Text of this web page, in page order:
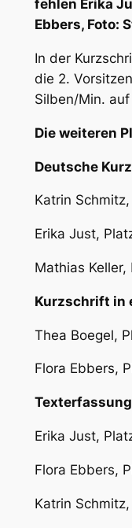
fehlen Erika
Ebbers, Foto:
In der
die 2.
Silben/Min.
Die weiteren
Deutsche
Katrin
Erika Just,
Mathias
Kurzschrift in
Thea Boegel,
Flora Ebbers,
Erika Just,
Flora Ebbers,
Katrin